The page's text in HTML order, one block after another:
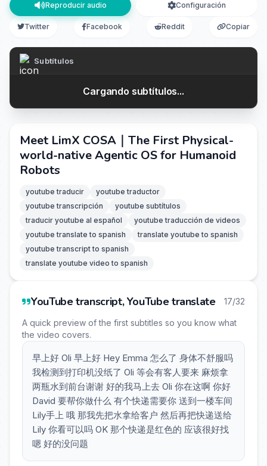
Reproducir audio Configuración
Twitter Facebook Reddit Copiar
Subtítulos
Cargando subtítulos...
Meet LimX COSA｜The First Physical-
world-native Agentic OS for Humanoid
Robots
youtube traducir
youtube traductor
youtube transcripción
youtube subtítulos
traducir youtube al español
youtube traducción de videos
youtube translate to spanish
translate youtube to spanish
youtube transcript to spanish
translate youtube video to spanish
YouTube transcript, YouTube translate 17/32
A quick preview of the first subtitles so you know what
the video covers.
早上好 Oli 早上好 Hey Emma 怎么了 身体不舒服吗
我检测到打印机没纸了 Oli 等会有客人要来 麻烦拿
两瓶水到前台谢谢 好的我马上去 Oli 你在这啊 你好
David 要帮你做什么 有个快递需要你 送到一楼车间
Lily手上 哦 那我先把水拿给客户 然后再把快递送给
Lily 你看可以吗 OK 那个快递是红色的 应该很好找
嗯 好的没问题